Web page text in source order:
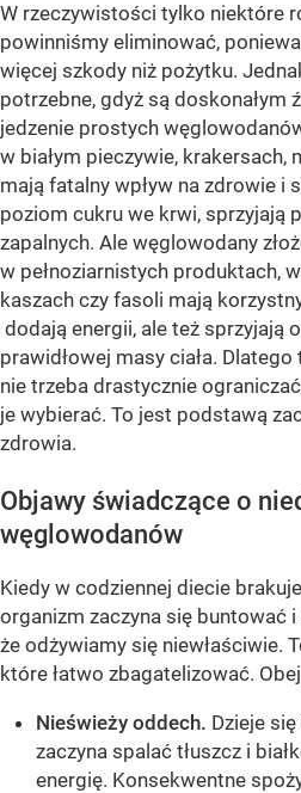
W rzeczywistości tylko niektóre
powinniśmy eliminować,
więcej szkody niż pożytku.
potrzebne, gdyż są doskonałym
jedzenie prostych
w białym pieczywie, krakersach,
mają fatalny wpływ na zdrowie i
poziom cukru we krwi, sprzyjają
zapalnych. Ale węglowodany
w pełnoziarnistych produktach,
kaszach czy fasoli mają
dodają energii, ale też sprzyjają
prawidłowej masy ciała.
nie trzeba drastycznie
je wybierać. To jest podstawą
zdrowia.
Objawy świadczące o
węglowodanów
Kiedy w codziennej diecie
organizm zaczyna się buntować
że odżywiamy się niewłaściwie.
które łatwo zbagatelizować.
Nieświeży oddech. Dzieje
zaczyna spalać tłuszcz i
energię. Konsekwentne